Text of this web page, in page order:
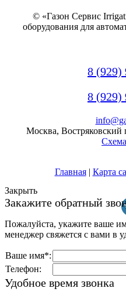
© «Газон Сервис
оборудования для
8 (929)
8 (929)
Москва, Востряковский
Главная| Карта
Закрыть
Закажите обратный
Пожалуйста, укажите ваше
менеджер свяжется с вами в
Ваше имя*:
Телефон:
Удобное время звонка